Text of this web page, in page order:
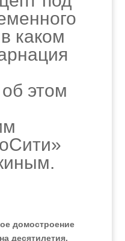
каком
этом
домостроение
десятилетия.